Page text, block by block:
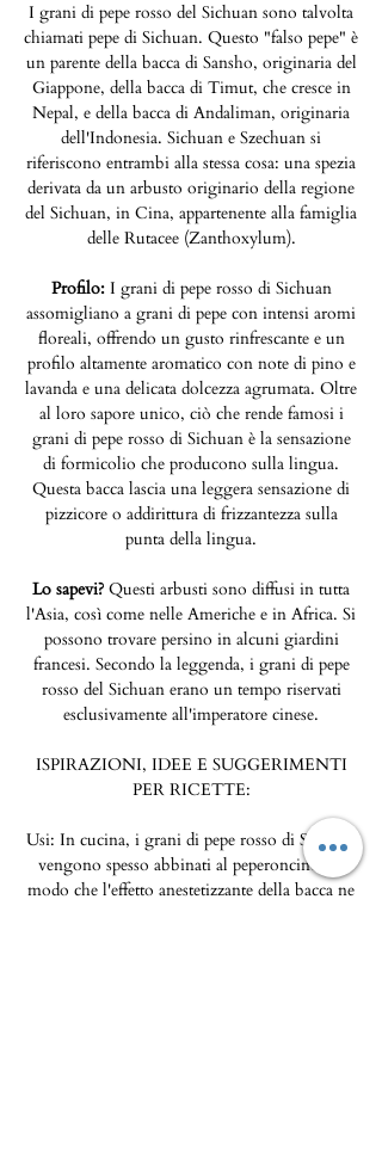
I grani di pepe rosso del Sichuan sono talvolta
chiamati pepe di Sichuan. Questo "falso pepe" è
un parente della bacca di Sansho, originaria del
Giappone, della bacca di Timut, che cresce in
Nepal, e della bacca di Andaliman, originaria
dell'Indonesia. Sichuan e Szechuan si
riferiscono entrambi alla stessa cosa: una spezia
derivata da un arbusto originario della regione
del Sichuan, in Cina, appartenente alla famiglia
delle Rutacee (Zanthoxylum).
Profilo:I grani di pepe rosso di Sichuan
assomigliano a grani di pepe con intensi aromi
floreali, offrendo un gusto rinfrescante e un
profilo altamente aromatico con note di pino e
lavanda e una delicata dolcezza agrumata. Oltre
al loro sapore unico, ciò che rende famosi i
grani di pepe rosso di Sichuan è la sensazione
di formicolio che producono sulla lingua.
Questa bacca lascia una leggera sensazione di
pizzicore o addirittura di frizzantezza sulla
punta della lingua.
Lo sapevi? Questi arbusti sono diffusi in tutta
l'Asia, così come nelle Americhe e in Africa. Si
possono trovare persino in alcuni giardini
francesi. Secondo la leggenda, i grani di pepe
rosso del Sichuan erano un tempo riservati
esclusivamente all'imperatore cinese.
ISPIRAZIONI, IDEE E SUGGERIMENTI
PER RICETTE:
Usi: In cucina, i grani di pepe rosso di Sichuan
vengono spesso abbinati al peperoncino, in
modo che l'effetto anestetizzante della bacca ne